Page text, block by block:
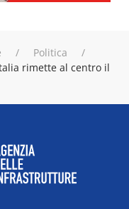
Politica
rimette al centro il